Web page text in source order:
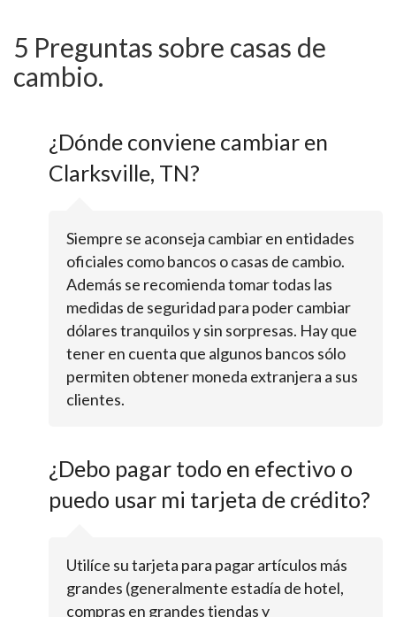
5 Preguntas sobre casas de
cambio.
¿Dónde conviene cambiar en
Clarksville, TN?
Siempre se aconseja cambiar en entidades
oficiales como bancos o casas de cambio.
Además se recomienda tomar todas las
medidas de seguridad para poder cambiar
dólares tranquilos y sin sorpresas. Hay que
tener en cuenta que algunos bancos sólo
permiten obtener moneda extranjera a sus
clientes.
¿Debo pagar todo en efectivo o
puedo usar mi tarjeta de crédito?
Utilíce su tarjeta para pagar artículos más
grandes (generalmente estadía de hotel,
compras en grandes tiendas y